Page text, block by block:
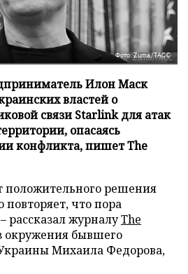
Фото: Zuma/ТАСС
Илон Маск
властей о
связи Starlink для атак
опасаясь
конфликта, пишет The
решения
что пора
рассказал журналуThe
окружения бывшего
Михаила Федорова,